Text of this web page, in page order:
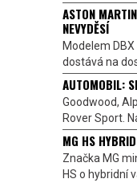
ASTON
NEVYDĚSÍ
Modelem
dostává na
AUTOMOBIL:
Goodwood,
Rover Sport.
MG HS
Značka MG
HS o hybridní